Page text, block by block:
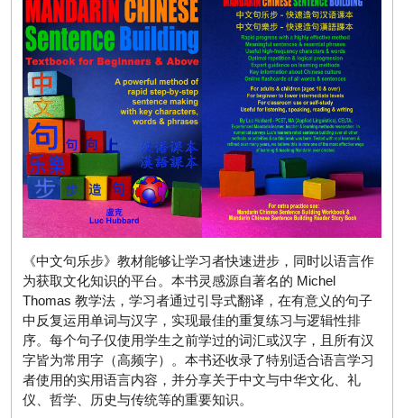
《中文句乐步》教材能够让学习者快速进步，同时以语言作
为获取文化知识的平台。本书灵感源自著名的 Michel
Thomas 教学法，学习者通过引导式翻译，在有意义的句子
中反复运用单词与汉字，实现最佳的重复练习与逻辑性排
序。每个句子仅使用学生之前学过的词汇或汉字，且所有汉
字皆为常用字（高频字）。本书还收录了特别适合语言学习
者使用的实用语言内容，并分享关于中文与中华文化、礼
仪、哲学、历史与传统等的重要知识。